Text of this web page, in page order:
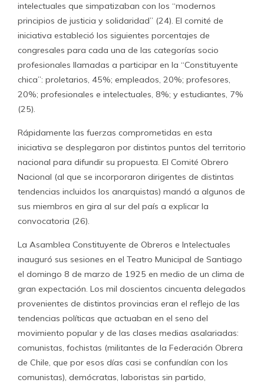
intelectuales que simpatizaban con los “modernos
principios de justicia y solidaridad” (24). El comité de
iniciativa estableció los siguientes porcentajes de
congresales para cada una de las categorías socio
profesionales llamadas a participar en la “Constituyente
chica”: proletarios, 45%; empleados, 20%; profesores,
20%; profesionales e intelectuales, 8%; y estudiantes, 7%
(25).
Rápidamente las fuerzas comprometidas en esta
iniciativa se desplegaron por distintos puntos del territorio
nacional para difundir su propuesta. El Comité Obrero
Nacional (al que se incorporaron dirigentes de distintas
tendencias incluidos los anarquistas) mandó a algunos de
sus miembros en gira al sur del país a explicar la
convocatoria (26).
La Asamblea Constituyente de Obreros e Intelectuales
inauguró sus sesiones en el Teatro Municipal de Santiago
el domingo 8 de marzo de 1925 en medio de un clima de
gran expectación. Los mil doscientos cincuenta delegados
provenientes de distintos provincias eran el reflejo de las
tendencias políticas que actuaban en el seno del
movimiento popular y de las clases medias asalariadas:
comunistas, fochistas (militantes de la Federación Obrera
de Chile, que por esos días casi se confundían con los
comunistas), demócratas, laboristas sin partido,